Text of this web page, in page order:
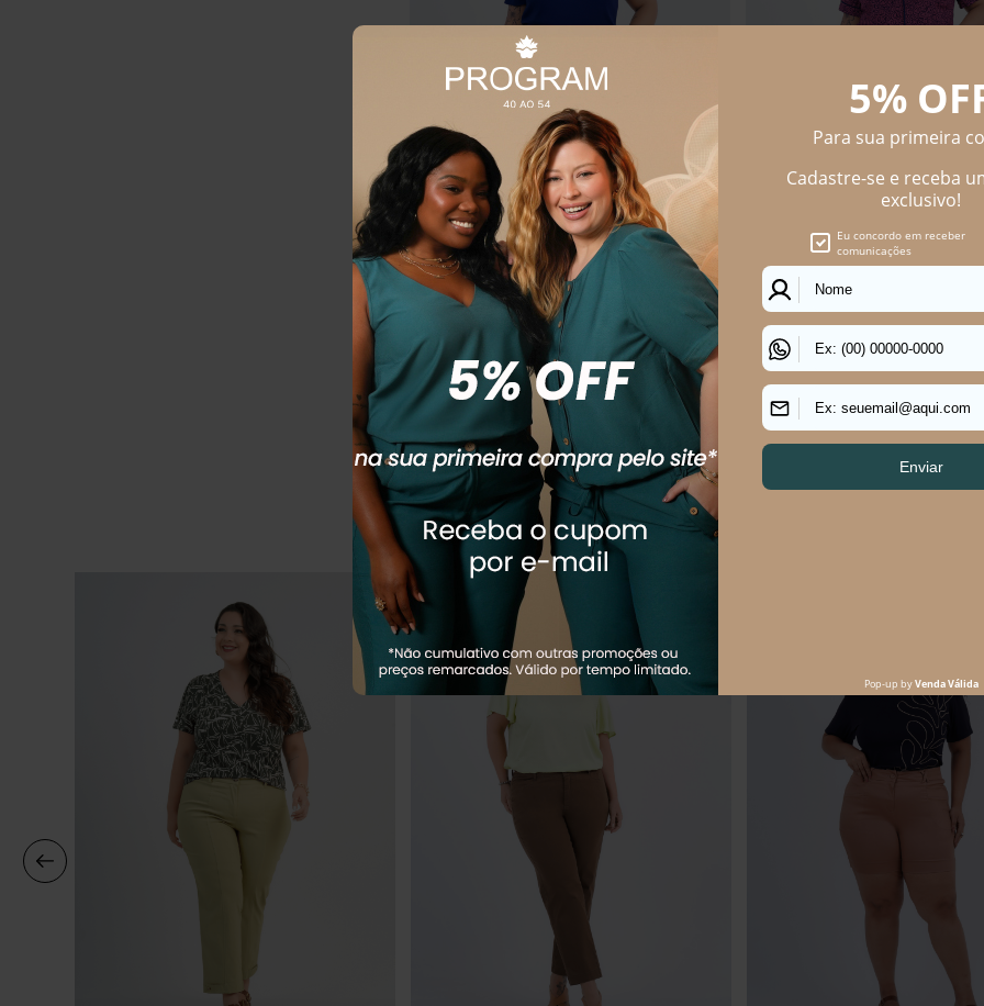
Calça Plus Size Feminino Reta Linho Estradas
R$ 279 ,90 R$ 159, 90
Em até3x R$ 53,30 sem juros
Calça Plus Size Feminino Skinny
Em até 4 R$ sem juros
Quem comprou, comprou